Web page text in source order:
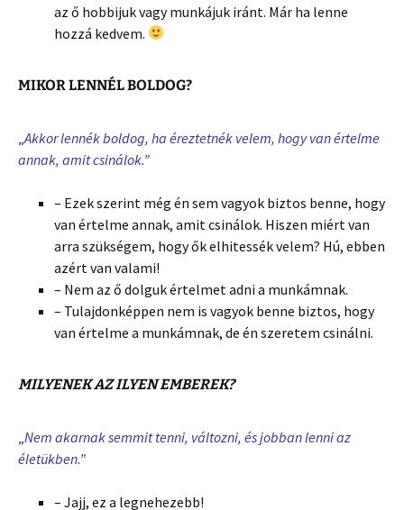
az ő hobbijuk vagy munkájuk iránt. Már ha lenne
hozzá kedvem.
MIKOR LENNÉL BOLDOG?
Akkor lennék boldog, ha éreztetnék velem, hogy van értelme
annak, amit csinálok.”
– Ezek szerint még én sem vagyok biztos benne, hogy
van értelme annak, amit csinálok. Hiszen miért van
arra szükségem, hogy ők elhitessék velem? Hú, ebben
azért van valami!
– Nem az ő dolguk értelmet adni a munkámnak.
– Tulajdonképpen nem is vagyok benne biztos, hogy
van értelme a munkámnak, de én szeretem csinálni.
MILYENEK AZ ILYEN EMBEREK?
Nem akarnak semmit tenni, változni, és jobban lenni az
életükben.”
– Jajj, ez a legnehezebb!